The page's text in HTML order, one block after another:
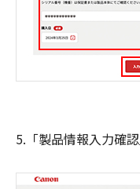
5.「製品情報入力確